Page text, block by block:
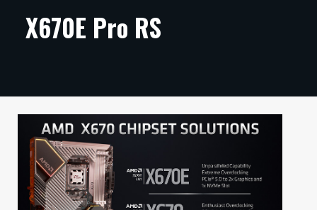
ARTIKKELIT
TECHBBS
TIETOA
HINTA.FI
KAUPPA
X670E Pro RS